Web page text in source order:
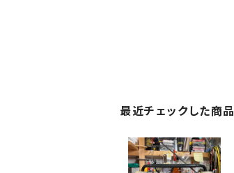
最近チェックした商品